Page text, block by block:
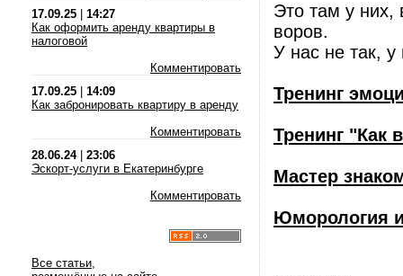
17.09.25
14:27
Как оформить аренду квартиры в
налоговой
Комментировать
17.09.25
14:09
Как забронировать квартиру в аренду
Комментировать
28.06.24| 23:06
Эскорт-услуги в Екатеринбурге
Комментировать
Все статьи,
Это там у них,
воров.
У нас не так,
Тренинг
Тренинг "Как
Мастер
Юморология